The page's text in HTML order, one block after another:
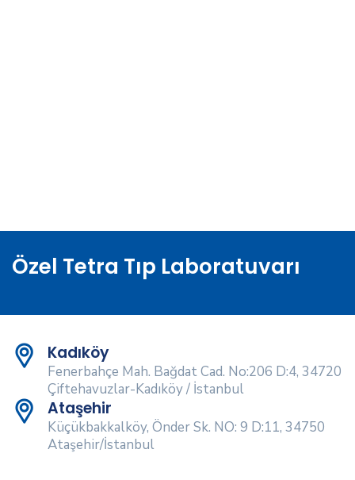
Özel Tetra Tıp Laboratuvarı
Kadıköy
Fenerbahçe Mah. Bağdat Cad. No:206 D:4, 34720
Çiftehavuzlar-Kadıköy / İstanbul
Ataşehir
Küçükbakkalköy, Önder Sk. NO: 9 D:11, 34750
Ataşehir/İstanbul